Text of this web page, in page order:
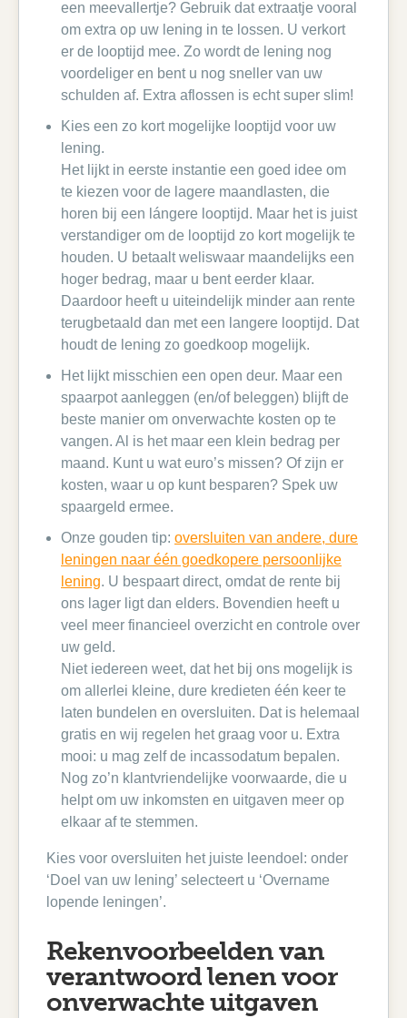
een meevallertje? Gebruik dat extraatje vooral
om extra op uw lening in te lossen. U verkort
er de looptijd mee. Zo wordt de lening nog
voordeliger en bent u nog sneller van uw
schulden af. Extra aflossen is echt super slim!
Kies een zo kort mogelijke looptijd voor uw
lening.
Het lijkt in eerste instantie een goed idee om
te kiezen voor de lagere maandlasten, die
horen bij een lángere looptijd. Maar het is juist
verstandiger om de looptijd zo kort mogelijk te
houden. U betaalt weliswaar maandelijks een
hoger bedrag, maar u bent eerder klaar.
Daardoor heeft u uiteindelijk minder aan rente
terugbetaald dan met een langere looptijd. Dat
houdt de lening zo goedkoop mogelijk.
Het lijkt misschien een open deur. Maar een
spaarpot aanleggen (en/of beleggen) blijft de
beste manier om onverwachte kosten op te
vangen. Al is het maar een klein bedrag per
maand. Kunt u wat euro’s missen? Of zijn er
kosten, waar u op kunt besparen? Spek uw
spaargeld ermee.
Onze gouden tip: oversluiten van andere, dure
leningen naar één goedkopere persoonlijke
lening. U bespaart direct, omdat de rente bij
ons lager ligt dan elders. Bovendien heeft u
veel meer financieel overzicht en controle over
uw geld.
Niet iedereen weet, dat het bij ons mogelijk is
om allerlei kleine, dure kredieten één keer te
laten bundelen en oversluiten. Dat is helemaal
gratis en wij regelen het graag voor u. Extra
mooi: u mag zelf de incassodatum bepalen.
Nog zo’n klantvriendelijke voorwaarde, die u
helpt om uw inkomsten en uitgaven meer op
elkaar af te stemmen.
Kies voor oversluiten het juiste leendoel: onder
‘Doel van uw lening’ selecteert u ‘Overname
lopende leningen’.
Rekenvoorbeelden van
verantwoord lenen voor
onverwachte uitgaven